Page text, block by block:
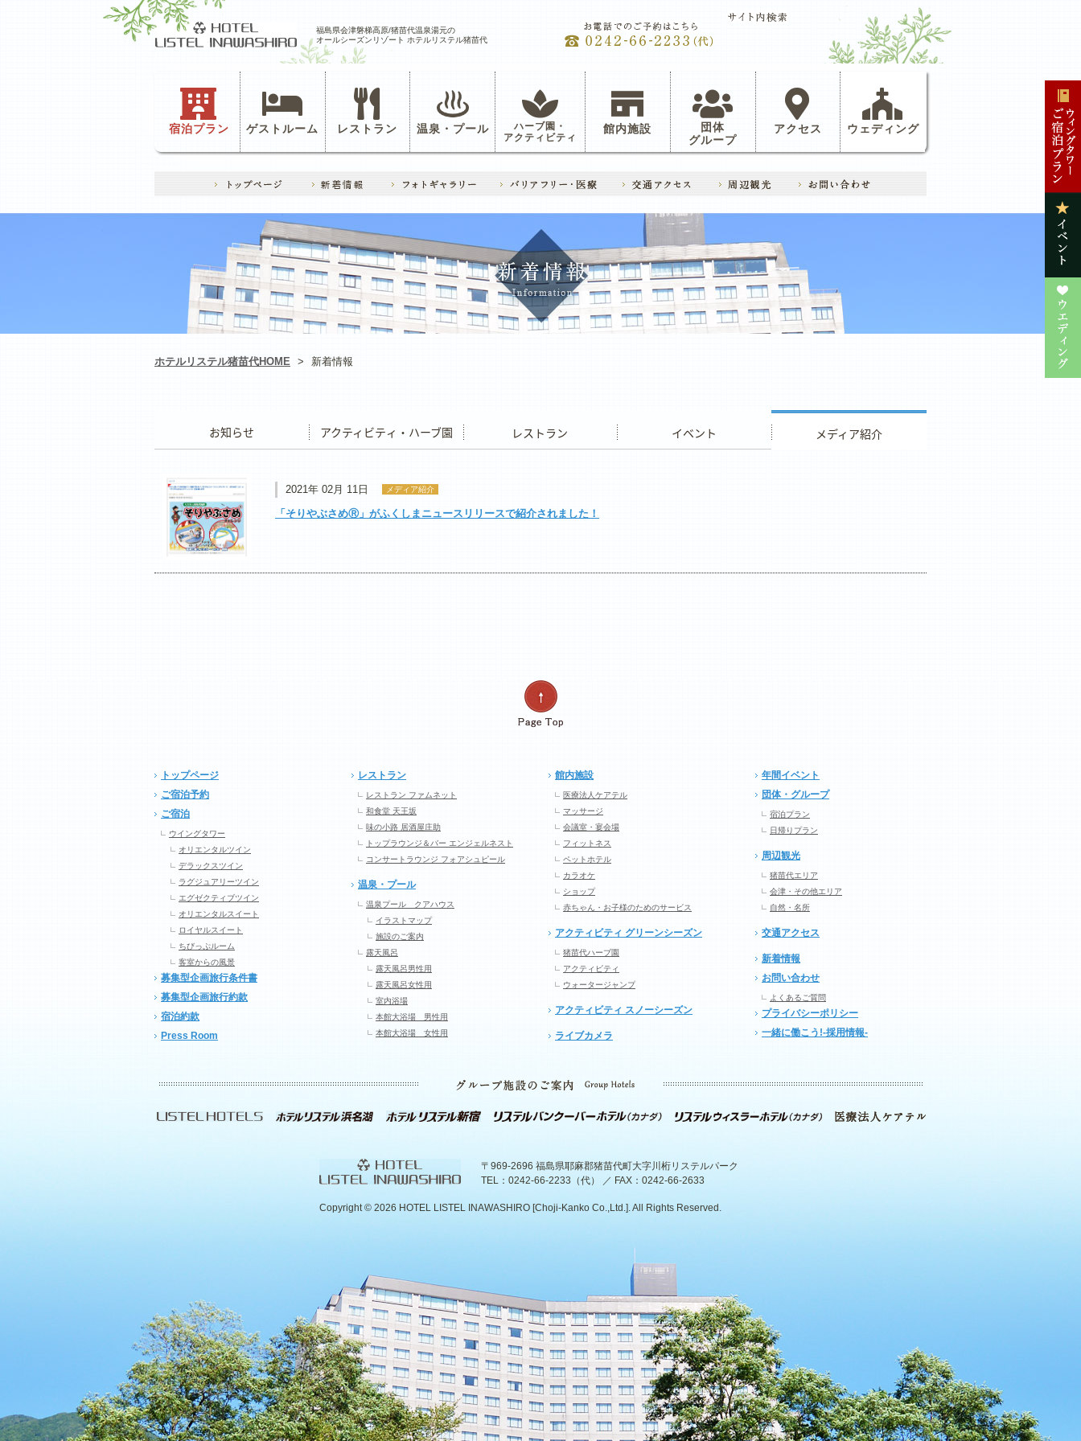
福島県会津磐梯高原/猪苗代温泉湯元の
オールシーズンリゾート ホテルリステル猪苗代
宿泊プラン ゲストルーム レストラン 温泉・プール ハーブ園・
アクティビティ
館内施設
団体
グループ
アクセス ウェディング
ホテルリステル猪苗代HOME > 新着情報
2021年 02月 11日 メディア紹介
「そりやぶさめⓇ」がふくしまニュースリリースで紹介されました！
トップページ
ご宿泊予約
ご宿泊
ウイングタワー
オリエンタルツイン
デラックスツイン
ラグジュアリーツイン
エグゼクティブツイン
オリエンタルスイート
ロイヤルスイート
ちびっぷルーム
客室からの風景
募集型企画旅行条件書
募集型企画旅行約款
宿泊約款
Press Room
レストラン
レストラン ファムネット
和食堂 天王坂
味の小路 居酒屋庄助
トップラウンジ＆バー エンジェルネスト
コンサートラウンジ フォアシュピール
温泉・プール
温泉プール クアハウス
イラストマップ
施設のご案内
露天風呂
露天風呂男性用
露天風呂女性用
室内浴場
本館大浴場 男性用
本館大浴場 女性用
館内施設
医療法人ケアテル
マッサージ
会議室・宴会場
フィットネス
ペットホテル
カラオケ
ショップ
赤ちゃん・お子様のためのサービス
アクティビティ グリーンシーズン
猪苗代ハーブ園
アクティビティ
ウォータージャンプ
アクティビティ スノーシーズン
ライブカメラ
年間イベント
団体・グループ
宿泊プラン
日帰りプラン
周辺観光
猪苗代エリア
会津・その他エリア
自然・名所
交通アクセス
新着情報
お問い合わせ
よくあるご質問
プライバシーポリシー
一緒に働こう!-採用情報-
〒969-2696 福島県耶麻郡猪苗代町大字川桁リステルパーク
TEL：0242-66-2233（代） ／ FAX：0242-66-2633
Copyright © 2026 HOTEL LISTEL INAWASHIRO [Choji-Kanko Co.,Ltd.]. All Rights Reserved.